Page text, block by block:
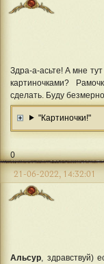
Здра-а-асьте! А мне
картиночками?
сделать. Буду
"Картиночки!"
0
21-06-2022, 14:32:01
Альсур, здравствуй)